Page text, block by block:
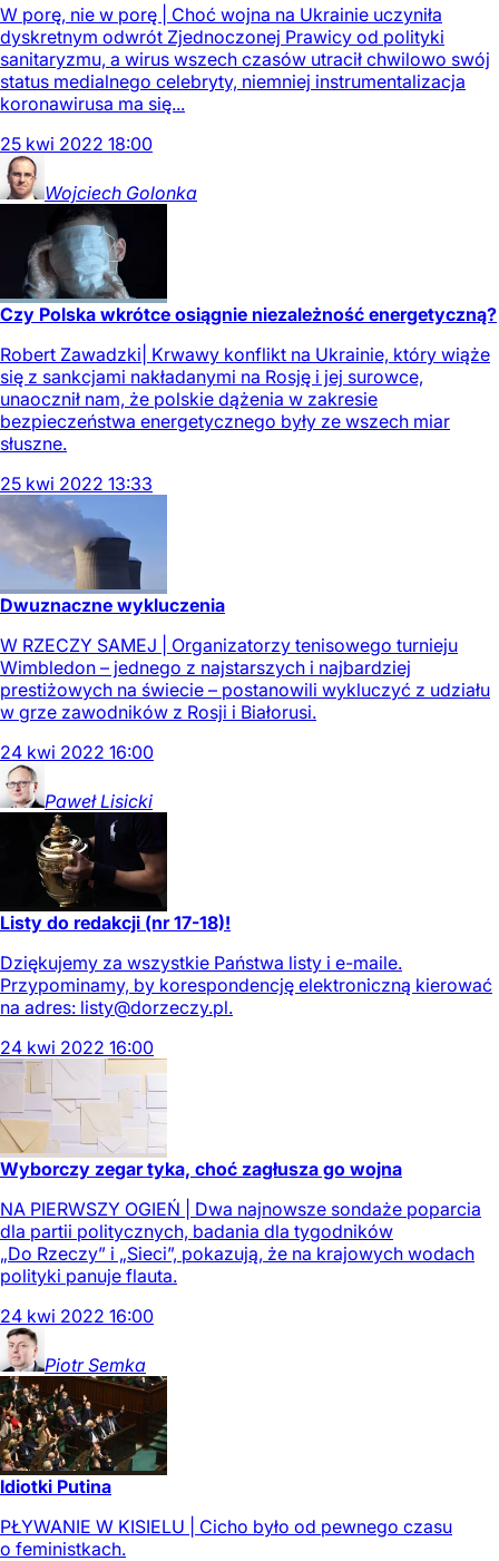
W porę, nie w porę | Choć wojna na Ukrainie uczyniła
dyskretnym odwrót Zjednoczonej Prawicy od polityki
sanitaryzmu, a wirus wszech czasów utracił chwilowo swój
status medialnego celebryty, niemniej instrumentalizacja
koronawirusa ma się...
25 kwi 2022 18:00
Wojciech Golonka
Czy Polska wkrótce osiągnie niezależność energetyczną?
Robert Zawadzki| Krwawy konflikt na Ukrainie, który wiąże
się z sankcjami nakładanymi na Rosję i jej surowce,
unaocznił nam, że polskie dążenia w zakresie
bezpieczeństwa energetycznego były ze wszech miar
słuszne.
25 kwi 2022 13:33
Dwuznaczne wykluczenia
W RZECZY SAMEJ | Organizatorzy tenisowego turnieju
Wimbledon – jednego z najstarszych i najbardziej
prestiżowych na świecie – postanowili wykluczyć z udziału
w grze zawodników z Rosji i Białorusi.
24 kwi 2022 16:00
Paweł Lisicki
Listy do redakcji (nr 17-18)!
Dziękujemy za wszystkie Państwa listy i e-maile.
Przypominamy, by korespondencję elektroniczną kierować
na adres: listy@dorzeczy.pl.
24 kwi 2022 16:00
Wyborczy zegar tyka, choć zagłusza go wojna
NA PIERWSZY OGIEŃ | Dwa najnowsze sondaże poparcia
dla partii politycznych, badania dla tygodników
„Do Rzeczy” i „Sieci”, pokazują, że na krajowych wodach
polityki panuje flauta.
24 kwi 2022 16:00
Piotr Semka
Idiotki Putina
PŁYWANIE W KISIELU | Cicho było od pewnego czasu
o feministkach.